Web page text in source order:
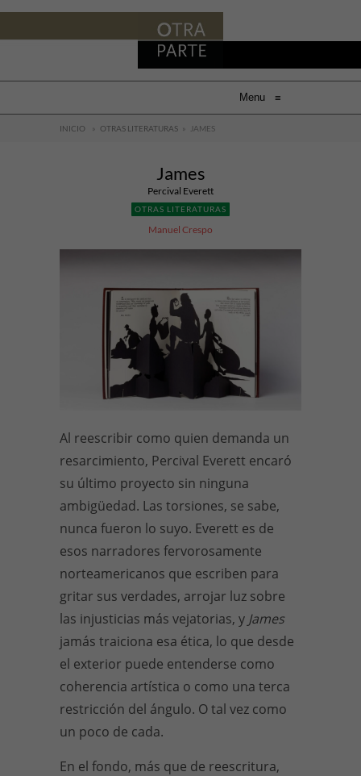
Menu ≡
INICIO » OTRAS LITERATURAS » JAMES
James
Percival Everett
OTRAS LITERATURAS
Manuel Crespo
Al reescribir como quien demanda un
resarcimiento, Percival Everett encaró
su último proyecto sin ninguna
ambigüedad. Las torsiones, se sabe,
nunca fueron lo suyo. Everett es de
esos narradores fervorosamente
norteamericanos que escriben para
gritar sus verdades, arrojar luz sobre
las injusticias más vejatorias, y James
jamás traiciona esa ética, lo que desde
el exterior puede entenderse como
coherencia artística o como una terca
restricción del ángulo. O tal vez como
un poco de cada.
En el fondo, más que de reescritura,